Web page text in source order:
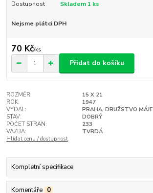
Dostupnost Skladem 1 ks
Nejsme plátci DPH
70 Kč/ks
Přidat do košíku
ROZMĚR:
15 X 21
ROK:
1947
VYDAL:
PRAHA, DRUŽSTVO MÁJE
STAV:
DOBRÝ
POČET STRAN:
233
VAZBA:
TVRDÁ
Hlídat cenu / dostupnost
Kompletní specifikace
Komentáře 0